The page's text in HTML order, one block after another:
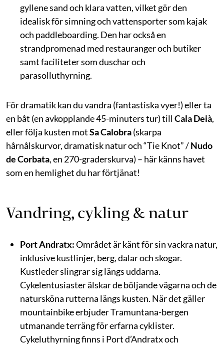
gyllene sand och klara vatten, vilket gör den
idealisk för simning och vattensporter som kajak
och paddleboarding. Den har också en
strandpromenad med restauranger och butiker
samt faciliteter som duschar och
parasolluthyrning.
För dramatik kan du vandra (fantastiska vyer!) eller ta
en båt (en avkopplande 45-minuters tur) tillCala Deià,
eller följa kusten motSa Calobra(skarpa
hårnålskurvor, dramatisk natur och “Tie Knot” /Nudo
de Corbata, en 270-graderskurva) – här känns havet
som en hemlighet du har förtjänat!
Vandring, cykling & natur
Port Andratx:Området är känt för sin vackra natur,
inklusive kustlinjer, berg, dalar och skogar.
Kustleder slingrar sig längs uddarna.
Cykelentusiaster älskar de böljande vägarna och de
natursköna rutterna längs kusten. När det gäller
mountainbike erbjuder Tramuntana-bergen
utmanande terräng för erfarna cyklister.
Cykeluthyrning finns i Port d’Andratx och